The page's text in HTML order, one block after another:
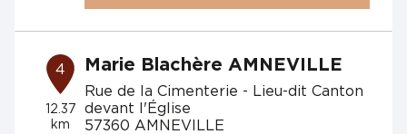
4
12.37
km
Marie Blachère AMNEVILLE
Rue de la Cimenterie - Lieu-dit Canton
devant l'Église
57360 AMNEVILLE